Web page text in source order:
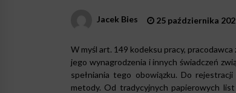
Jacek Bies 25 października
W myśl art. 149 kodeksu pracy,
jego wynagrodzenia i innych świadczeń
spełniania tego obowiązku. Do
metody. Od tradycyjnych papierowych